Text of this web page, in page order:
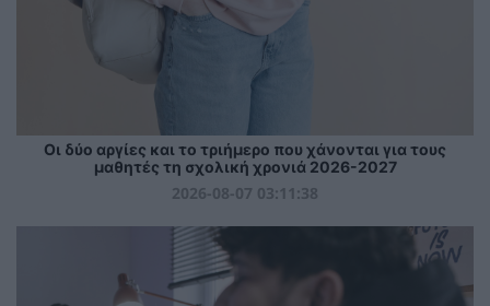
Οι δύο αργίες και το τριήμερο που χάνονται για τους
μαθητές τη σχολική χρονιά 2026-2027
2026-08-07 03:11:38